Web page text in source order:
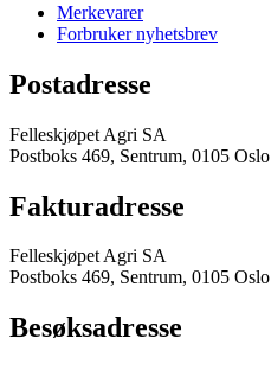
Merkevarer
Forbruker nyhetsbrev
Postadresse
Felleskjøpet Agri SA
Postboks 469, Sentrum, 0105 Oslo
Fakturadresse
Felleskjøpet Agri SA
Postboks 469, Sentrum, 0105 Oslo
Besøksadresse